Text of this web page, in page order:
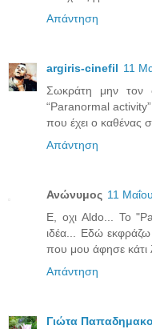
Απάντηση
argiris-cinefil 11
Σωκράτη μην τον
“Paranormal
που έχει ο καθένας
Απάντηση
Ανώνυμος 11
Ε, οχι Aldo... Το
ιδέα... Εδώ εκφράζω
που μου άφησε κάτι
Απάντηση
Γιώτα